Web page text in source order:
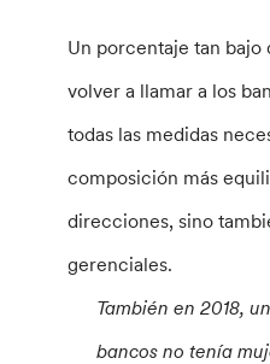
Un porcentaje tan bajo
volver a llamar a los
todas las medidas
composición más
direcciones, sino
gerenciales.
También en 2018,
bancos no tenía